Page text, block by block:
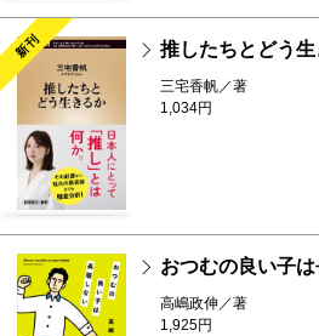
こと 第1回
瀧井朝世／サイン、コサイン
8回
阿部和重／幼少の帝国 成熟
第10回
蓮池 薫／拉致と決断 第17回
斎藤明美／高峰秀子の言葉
永田和宏／河野裕子と私 歌
片山杜秀／未完のファシズム
新刊 推したちとどう
三宅香帆／著
1,034円
おつむの良い子
高嶋政伸／著
1,925円